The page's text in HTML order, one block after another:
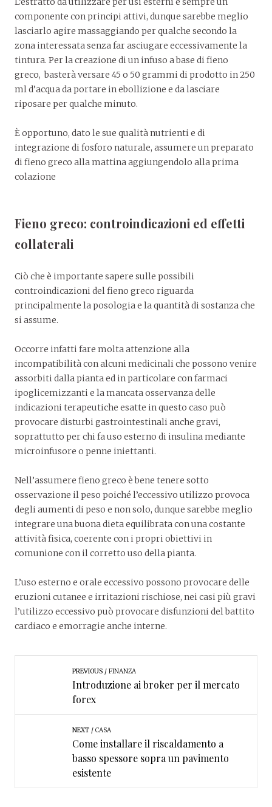
componente con principi attivi, dunque sarebbe meglio
lasciarlo agire massaggiando per qualche secondo la
zona interessata senza far asciugare eccessivamente la
tintura. Per la creazione di un infuso a base di fieno
greco, basterà versare 45 o 50 grammi di prodotto in 250
ml d’acqua da portare in ebollizione e da lasciare
riposare per qualche minuto.
È opportuno, dato le sue qualità nutrienti e di
integrazione di fosforo naturale, assumere un preparato
di fieno greco alla mattina aggiungendolo alla prima
colazione
Fieno greco: controindicazioni ed effetti
collaterali
Ciò che è importante sapere sulle possibili
controindicazioni del fieno greco riguarda
principalmente la posologia e la quantità di sostanza che
si assume.
Occorre infatti fare molta attenzione alla
incompatibilità con alcuni medicinali che possono venire
assorbiti dalla pianta ed in particolare con farmaci
ipoglicemizzanti e la mancata osservanza delle
indicazioni terapeutiche esatte in questo caso può
provocare disturbi gastrointestinali anche gravi,
soprattutto per chi fa uso esterno di insulina mediante
microinfusore o penne iniettanti.
Nell’assumere fieno greco è bene tenere sotto
osservazione il peso poiché l’eccessivo utilizzo provoca
degli aumenti di peso e non solo, dunque sarebbe meglio
integrare una buona dieta equilibrata con una costante
attività fisica, coerente con i propri obiettivi in
comunione con il corretto uso della pianta.
L’uso esterno e orale eccessivo possono provocare delle
eruzioni cutanee e irritazioni rischiose, nei casi più gravi
l’utilizzo eccessivo può provocare disfunzioni del battito
cardiaco e emorragie anche interne.
PREVIOUS FINANZA
Introduzione ai broker per il mercato
forex
NEXT CASA
Come installare il riscaldamento a
basso spessore sopra un pavimento
esistente